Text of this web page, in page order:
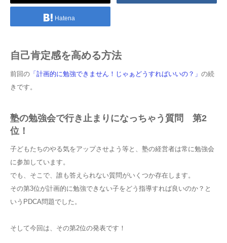
Hatena
自己肯定感を高める方法
前回の 「計画的に勉強できません！じゃぁどうすればいいの？」 の続
きです。
塾の勉強会で行き止まりになっちゃう質問 第2
位！
子どもたちのやる気をアップさせよう等と、塾の経営者は常に勉強会
に参加しています。
でも、そこで、誰も答えられない質問がいくつか存在します。
その第3位が計画的に勉強できない子をどう指導すれば良いのか？と
いうPDCA問題でした。
そして今回は、その第2位の発表です！